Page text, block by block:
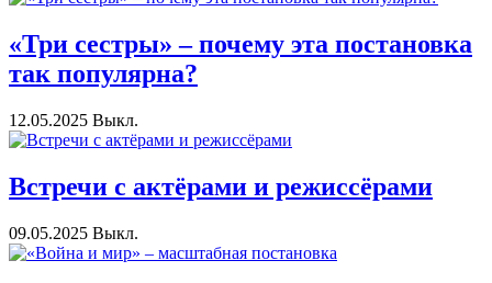
«Три сестры» – почему эта постановка
так популярна?
12.05.2025 Выкл.
Встречи с актёрами и режиссёрами
09.05.2025 Выкл.